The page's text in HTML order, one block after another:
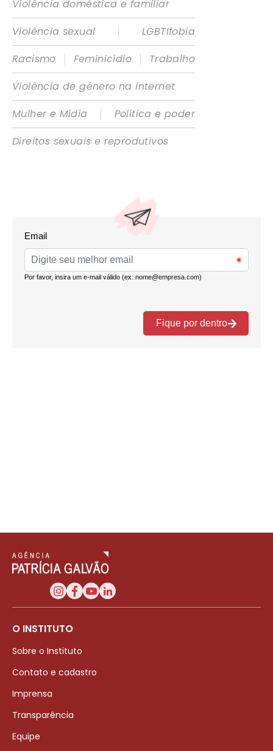
Violência doméstica e familiar
Violência sexual
|
LGBTIfobia
Racismo
| Feminicídio |
Trabalho
Violência de gênero na internet
Mulher e Mídia
|
Política e poder
Direitos sexuais e reprodutivos
O INSTITUTO
Sobre o Instituto
Contato e cadastro
Imprensa
Transparência
Equipe